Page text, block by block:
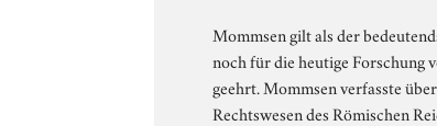
Mommsen gilt als der
noch für die heutige Forschung
geehrt. Mommsen verfasste
Rechtswesen des Römischen